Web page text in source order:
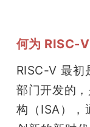
何为 RISC-V
RISC-V 最初
部门开发的
构（ISA），